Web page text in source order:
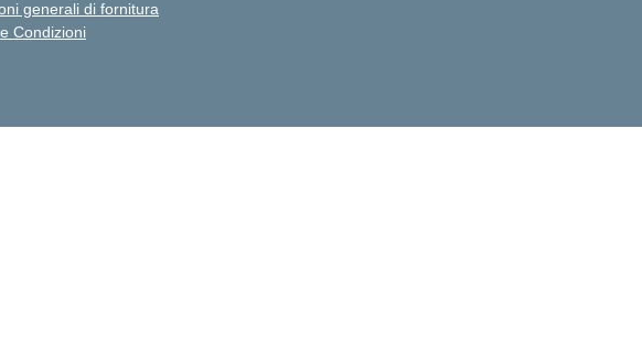
generali di fornitura
Condizioni